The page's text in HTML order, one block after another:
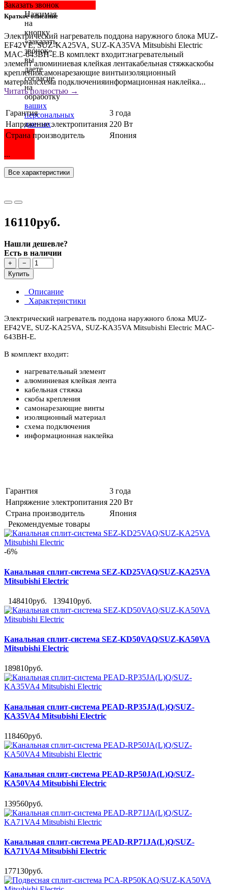
Заказать звонок
Нажимая
на
кнопку
«заказать
звонок»
вы
даете
согласие
на
обработку
ваших
персональных
данных.
Краткое описание
Электрический нагреватель поддона наружного блока MUZ-
EF42VE, SUZ-KA25VA, SUZ-KA35VA Mitsubishi Electric
MAC-643BH-E.В комплект входит:нагревательный
элемент алюминиевая клейкая лентакабельная стяжкаскобы
креплениясамонарезающие винтыизоляционный
материалсхема подключенияинформационная наклейка...
Читать полностью →
Гарантия
3 года
Напряжение электропитания 220 Вт
Страна производитель
Япония
...
Все характеристики
16110руб.
Нашли дешевле?
Есть в наличии
+
−
Купить
Описание
Характеристики
Электрический нагреватель поддона наружного блока MUZ-
EF42VE, SUZ-KA25VA, SUZ-KA35VA Mitsubishi Electric MAC-
643BH-E.
В комплект входит:
нагревательный элемент
алюминиевая клейкая лента
кабельная стяжка
скобы крепления
самонарезающие винты
изоляционный материал
схема подключения
информационная наклейка
Гарантия
3 года
Напряжение электропитания 220 Вт
Страна производитель
Япония
Рекомендуемые товары
-6%
Канальная сплит-система SEZ-KD25VAQ/SUZ-KA25VA
Mitsubishi Electric
148410руб. 139410руб.
Канальная сплит-система SEZ-KD50VAQ/SUZ-KA50VA
Mitsubishi Electric
189810руб.
Канальная сплит-система PEAD-RP35JA(L)Q/SUZ-
KA35VA4 Mitsubishi Electric
118460руб.
Канальная сплит-система PEAD-RP50JA(L)Q/SUZ-
KA50VA4 Mitsubishi Electric
139560руб.
Канальная сплит-система PEAD-RP71JA(L)Q/SUZ-
KA71VA4 Mitsubishi Electric
177130руб.